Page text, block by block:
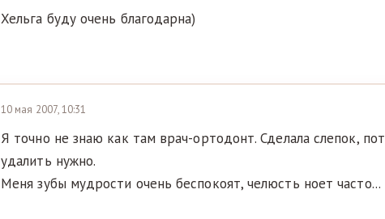
Хельга буду очень благодарна)
10 мая 2007, 10:31
Я точно не знаю как там врач-ортодонт. Сделала слепок,
удалить нужно.
Меня зубы мудрости очень беспокоят, челюсть ноет